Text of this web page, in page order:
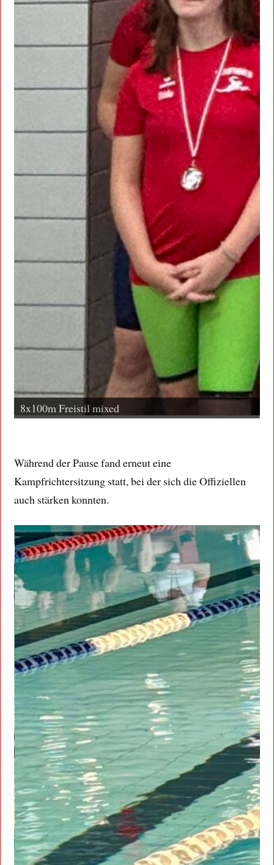
4x100m Freistil der Damen.
Während der Pause fand erneut eine
Kampfrichtersitzung statt, bei der sich die Offiziellen
auch stärken konnten.